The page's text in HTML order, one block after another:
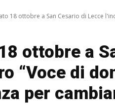
18 ottobre a San Cesario di Lecce
ottobre a
“Voce di
per